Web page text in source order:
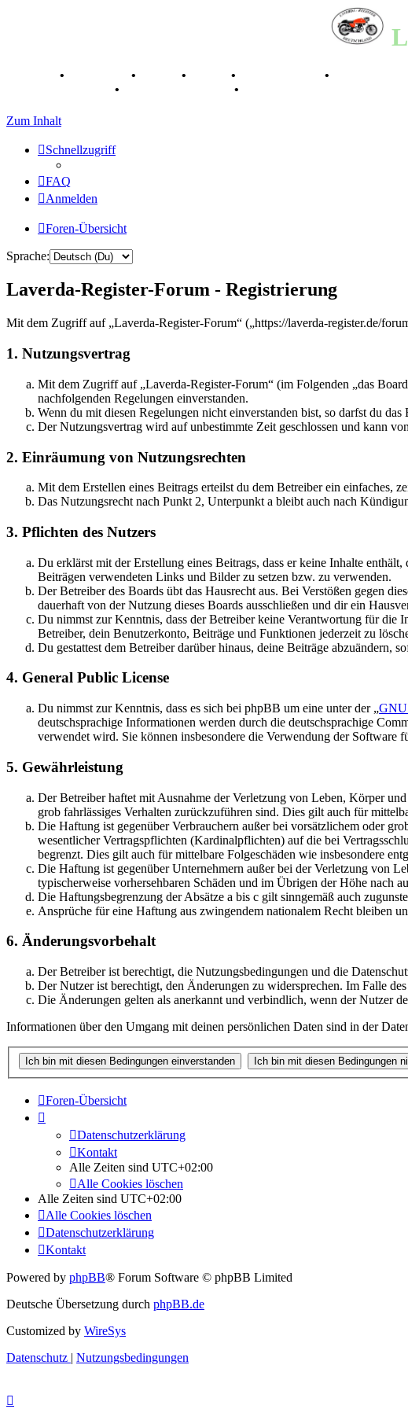
• • • • •
• •
Zum Inhalt
Schnellzugriff
FAQ
Anmelden
Foren-Übersicht
Sprache:
Laverda-Register-Forum - Registrierung
Mit dem Zugriff auf „Laverda-Register-Forum“ („https://laverda-register.de/
1. Nutzungsvertrag
Mit dem Zugriff auf „Laverda-Register-Forum“ (im Folgenden „das
nachfolgenden Regelungen einverstanden.
Wenn du mit diesen Regelungen nicht einverstanden bist, so darfst du
Der Nutzungsvertrag wird auf unbestimmte Zeit geschlossen und kann
2. Einräumung von Nutzungsrechten
Mit dem Erstellen eines Beitrags erteilst du dem Betreiber ein einfaches,
Das Nutzungsrecht nach Punkt 2, Unterpunkt a bleibt auch nach
3. Pflichten des Nutzers
Du erklärst mit der Erstellung eines Beitrags, dass er keine Inhalte
Beiträgen verwendeten Links und Bilder zu setzen bzw. zu verwenden.
Der Betreiber des Boards übt das Hausrecht aus. Bei Verstößen gegen
dauerhaft von der Nutzung dieses Boards ausschließen und dir ein
Du nimmst zur Kenntnis, dass der Betreiber keine Verantwortung für die
Betreiber, dein Benutzerkonto, Beiträge und Funktionen jederzeit zu
Du gestattest dem Betreiber darüber hinaus, deine Beiträge abzuändern,
4. General Public License
Du nimmst zur Kenntnis, dass es sich bei phpBB um eine unter der „GNU
deutschsprachige Informationen werden durch die deutschsprachige
verwendet wird. Sie können insbesondere die Verwendung der Software
5. Gewährleistung
Der Betreiber haftet mit Ausnahme der Verletzung von Leben, Körper
grob fahrlässiges Verhalten zurückzuführen sind. Dies gilt auch für
Die Haftung ist gegenüber Verbrauchern außer bei vorsätzlichem oder
wesentlicher Vertragspflichten (Kardinalpflichten) auf die bei
begrenzt. Dies gilt auch für mittelbare Folgeschäden wie insbesondere
Die Haftung ist gegenüber Unternehmern außer bei der Verletzung von
typischerweise vorhersehbaren Schäden und im Übrigen der Höhe nach
Die Haftungsbegrenzung der Absätze a bis c gilt sinngemäß auch
Ansprüche für eine Haftung aus zwingendem nationalem Recht bleiben
6. Änderungsvorbehalt
Der Betreiber ist berechtigt, die Nutzungsbedingungen und die
Der Nutzer ist berechtigt, den Änderungen zu widersprechen. Im Falle
Die Änderungen gelten als anerkannt und verbindlich, wenn der Nutzer
Informationen über den Umgang mit deinen persönlichen Daten sind in der
Foren-Übersicht
Datenschutzerklärung
Kontakt
Alle Zeiten sind UTC+02:00
Alle Cookies löschen
Alle Zeiten sind UTC+02:00
Alle Cookies löschen
Datenschutzerklärung
Kontakt
Powered by phpBB® Forum Software © phpBB Limited
Deutsche Übersetzung durch phpBB.de
Customized by WireSys
Datenschutz | Nutzungsbedingungen